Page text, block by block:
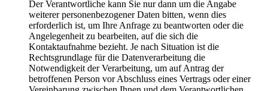
Der Verantwortliche kann Sie nur dann um die Angabe
weiterer personenbezogener Daten bitten, wenn dies
erforderlich ist, um Ihre Anfrage zu beantworten oder die
Angelegenheit zu bearbeiten, auf die sich die
Kontaktaufnahme bezieht. Je nach Situation ist die
Rechtsgrundlage für die Datenverarbeitung die
Notwendigkeit der Verarbeitung, um auf Antrag der
betroffenen Person vor Abschluss eines Vertrags oder einer